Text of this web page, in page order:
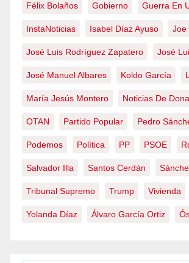
Félix Bolaños Gobierno Guerra En
InstaNoticias Isabel Díaz Ayuso Joe
José Luis Rodríguez Zapatero José
José Manuel Albares Koldo García
María Jesús Montero Noticias De
OTAN Partido Popular Pedro
Podemos Política PP PSOE
Salvador Illa Santos Cerdán
Tribunal Supremo Trump Vivienda
Yolanda Díaz Álvaro García Ortiz